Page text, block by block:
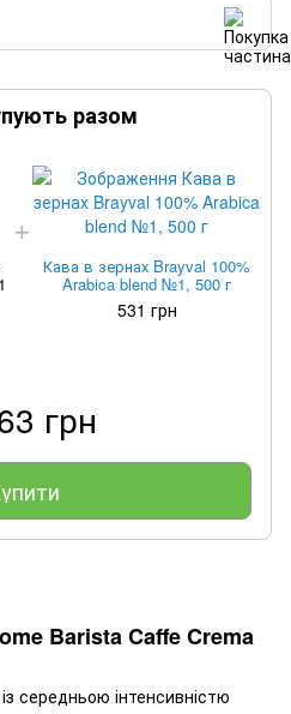
разом
Кава в зернах Brayval 100%
Arabica blend №1, 500 г
531 грн
грн
Barista Caffe Crema
середньою інтенсивністю